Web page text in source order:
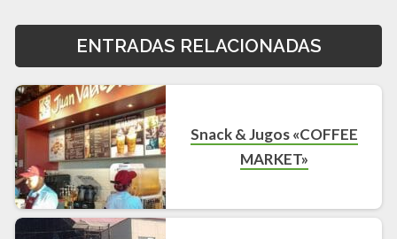
ENTRADAS RELACIONADAS
Snack & Jugos «COFFEE
MARKET»